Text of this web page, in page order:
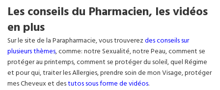
Les conseils du Pharmacien, les vidéos
en plus
Sur le site de la Parapharmacie, vous trouverezdes conseils sur
plusieurs thèmes, comme: notre Sexualité, notre Peau, comment se
protéger au printemps, comment se protéger du soleil, quel Régime
et pour qui, traiter les Allergies, prendre soin de mon Visage, protéger
mes Cheveux et destutos sous forme de vidéos.